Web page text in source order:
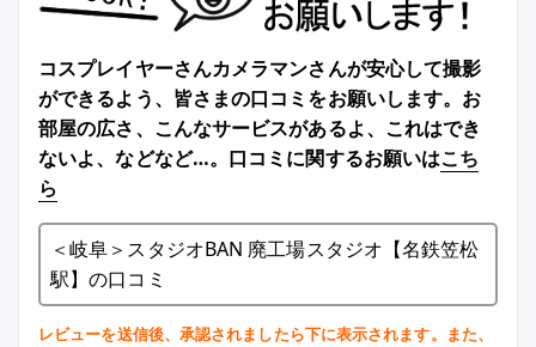
コスプレイヤーさんカメラマンさんが安心して撮影
ができるよう、皆さまの口コミをお願いします。お
部屋の広さ、こんなサービスがあるよ、これはでき
ないよ、などなど…。口コミに関するお願いはこち
ら
＜岐阜＞スタジオBAN 廃工場スタジオ【名鉄笠松
駅】の口コミ
レビューを送信後、承認されましたら下に表示されます。また、